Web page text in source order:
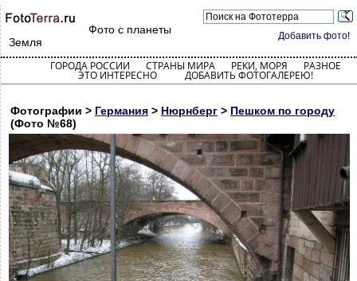
Добавить фото!
Фото с планеты
Земля
ГОРОДА РОССИИ СТРАНЫ МИРА РЕКИ, МОРЯ РАЗНОЕ
ЭТО ИНТЕРЕСНО ДОБАВИТЬ ФОТОГАЛЕРЕЮ!
Фотографии > Германия > Нюрнберг > Пешком по городу
(Фото №68)